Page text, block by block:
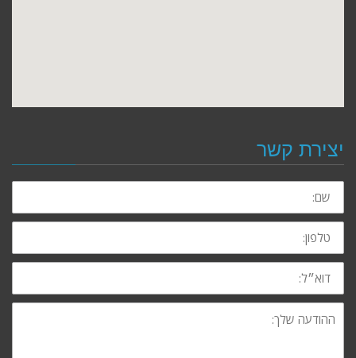
יצירת קשר
שם:
טלפון:
דוא״ל:
ההודעה
שלך: